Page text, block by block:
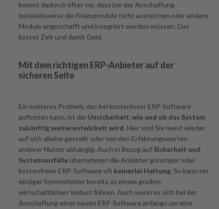
kommt dadurch öfter vor, dass bei der Anschaffung
beispielsweise die Finanzmodule nicht ausreichen oder andere
Module angeschafft und integriert werden müssen. Das
kostet Zeit und damit Geld.
Mit dem richtigen ERP-Anbieter auf der
sicheren Seite
Ein weiteres Problem, das bei kostenloser ERP-Software
auftreten kann, ist die Unsicherheit, wie und ob das System
zukünftig weiterentwickelt wird. Hier sind Sie meist wieder
auf sich alleine gestellt oder von den Erfahrungswerten
anderer Nutzer abhängig. Auch in Bezug auf Sicherheit und
Systemausfälleübernehmen die Anbieter günstiger oder
kostenfreier ERP-Software oft keinerlei Haftung. So kann ein
einziger Systemfehler bereits zu einem großen
wirtschaftlichen Verlust führen. Auch wenn es sich bei der
Anschaffung einer neuen ERP-Software anfangs um eine